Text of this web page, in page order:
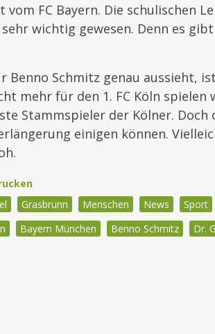
vom FC Bayern. Die schulischen
wichtig gewesen. Denn es
Benno Schmitz genau aussieht,
mehr für den 1. FC Köln spielen
Stammspieler der Kölner.
einigen können.
Grasbrunn Menschen News
Sport
Bayern München Benno Schmitz Dr.